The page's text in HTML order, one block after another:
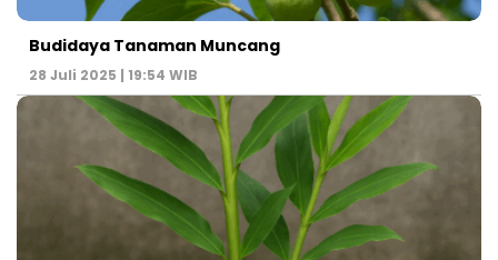
Budidaya Tanaman Muncang
28 Juli 2025 | 19:54 WIB